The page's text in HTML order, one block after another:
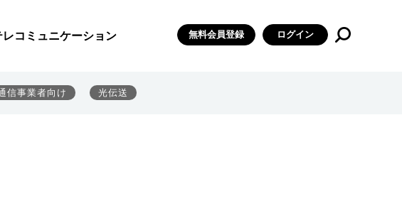
レコミュニケーション 無料会員登録 ログイン
信事業者向け 光伝送